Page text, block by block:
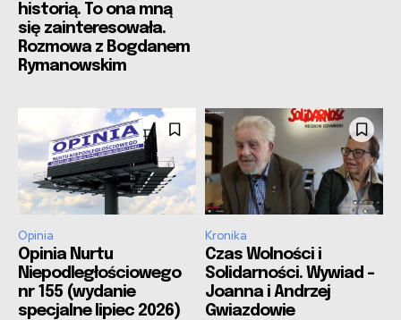
historią. To ona mną
się zainteresowała.
Rozmowa z Bogdanem
Rymanowskim
Opinia
Opinia Nurtu
Niepodległościowego
nr 155 (wydanie
specjalne lipiec 2026)
Kronika
Czas Wolności i
Solidarności. Wywiad –
Joanna i Andrzej
Gwiazdowie